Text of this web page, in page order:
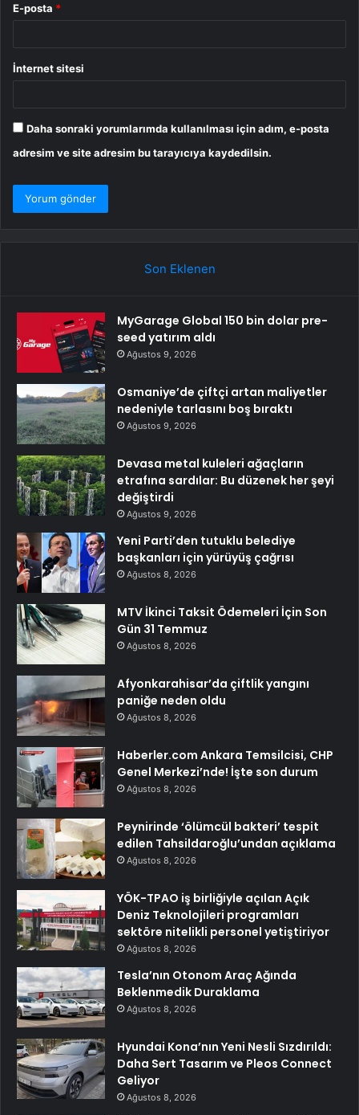
E-posta *
İnternet sitesi
Daha sonraki yorumlarımda kullanılması için adım, e-posta
adresim ve site adresim bu tarayıcıya kaydedilsin.
Son Eklenen
MyGarage Global 150 bin dolar pre-
seed yatırım aldı
Ağustos 9, 2026
Osmaniye’de çiftçi artan maliyetler
nedeniyle tarlasını boş bıraktı
Ağustos 9, 2026
Devasa metal kuleleri ağaçların
etrafına sardılar: Bu düzenek her şeyi
değiştirdi
Ağustos 9, 2026
Yeni Parti’den tutuklu belediye
başkanları için yürüyüş çağrısı
Ağustos 8, 2026
MTV İkinci Taksit Ödemeleri İçin Son
Gün 31 Temmuz
Ağustos 8, 2026
Afyonkarahisar’da çiftlik yangını
paniğe neden oldu
Ağustos 8, 2026
Haberler.com Ankara Temsilcisi, CHP
Genel Merkezi’nde! İşte son durum
Ağustos 8, 2026
Peynirinde ‘ölümcül bakteri’ tespit
edilen Tahsildaroğlu’undan açıklama
Ağustos 8, 2026
YÖK-TPAO iş birliğiyle açılan Açık
Deniz Teknolojileri programları
sektöre nitelikli personel yetiştiriyor
Ağustos 8, 2026
Tesla’nın Otonom Araç Ağında
Beklenmedik Duraklama
Ağustos 8, 2026
Hyundai Kona’nın Yeni Nesli Sızdırıldı:
Daha Sert Tasarım ve Pleos Connect
Geliyor
Ağustos 8, 2026